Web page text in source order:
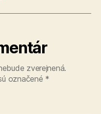
zverejnená.
označené *